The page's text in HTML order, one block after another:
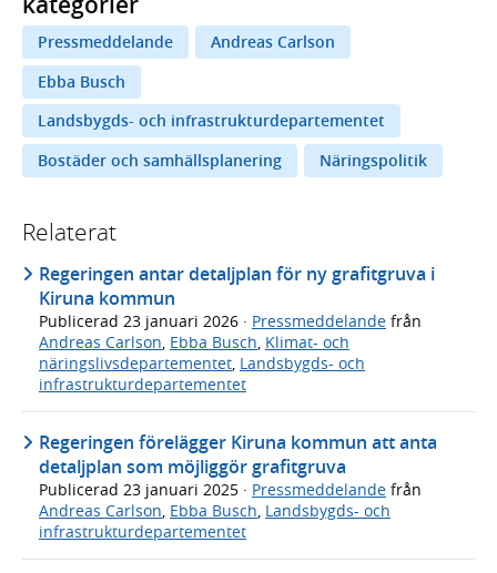
Pressmeddelande
Andreas Carlson
Ebba Busch
Landsbygds- och infrastrukturdepartementet
Bostäder och samhällsplanering
Näringspolitik
Relaterat
Regeringen antar detaljplan för ny grafitgruva i
Kiruna kommun
Publicerad 23 januari 2026 · Pressmeddelande från
Andreas Carlson, Ebba Busch, Klimat- och
näringslivsdepartementet, Landsbygds- och
infrastrukturdepartementet
Regeringen förelägger Kiruna kommun att anta
detaljplan som möjliggör grafitgruva
Publicerad 23 januari 2025 · Pressmeddelande från
Andreas Carlson Ebba Busch Landsbygds- och
infrastrukturdepartementet